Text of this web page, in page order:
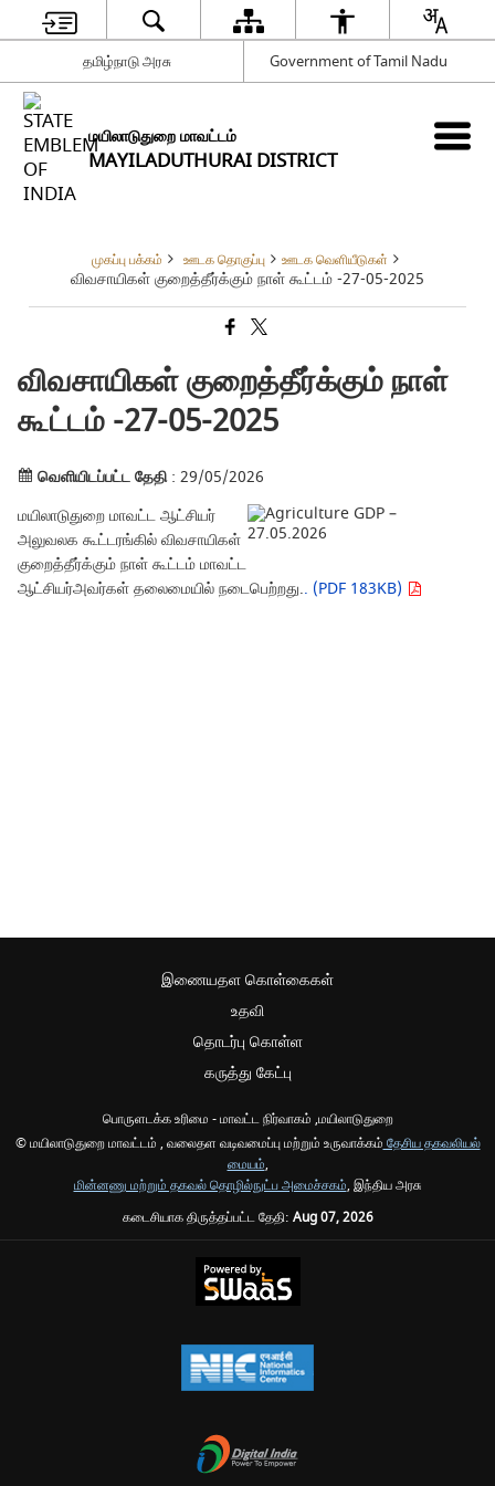
தமிழ்நாடு அரசு Government of Tamil Nadu
மயிலாடுதுறை மாவட்டம்
MAYILADUTHURAI DISTRICT
முகப்பு பக்கம் ஊடக தொகுப்பு ஊடக வெளியீடுகள்
விவசாயிகள் குறைத்தீர்க்கும் நாள் கூட்டம் -27-05-2025
விவசாயிகள் குறைத்தீர்க்கும் நாள்
கூட்டம் -27-05-2025
வெளியிடப்பட்ட தேதி: 29/05/2026
மயிலாடுதுறை மாவட்ட ஆட்சியர்
அலுவலக கூட்டரங்கில் விவசாயிகள்
குறைத்தீர்க்கும் நாள் கூட்டம் மாவட்ட
ஆட்சியர்அவர்கள் தலைமையில் நடைபெற்றது.. (PDF 183KB)
இணையதள கொள்கைகள்
உதவி
தொடர்பு கொள்ள
கருத்து கேட்பு
பொருளடக்க உரிமை - மாவட்ட நிர்வாகம் ,மயிலாடுதுறை
© மயிலாடுதுறை மாவட்டம் , வலைதள வடிவமைப்பு மற்றும் உருவாக்கம் தேசிய தகவலியல்
மையம்,
மின்னணு மற்றும் தகவல் தொழில்நுட்ப அமைச்சகம், இந்திய அரசு
கடைசியாக திருத்தப்பட்ட தேதி: Aug 07, 2026